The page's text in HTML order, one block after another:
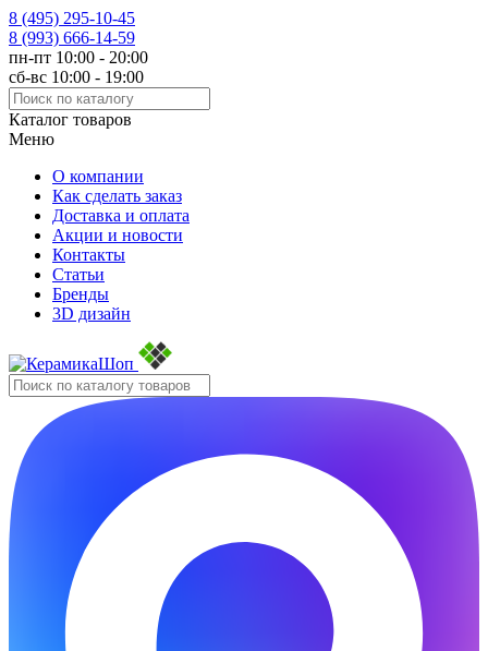
8 (495) 295-10-45
8 (993) 666-14-59
пн-пт 10:00 - 20:00
сб-вс 10:00 - 19:00
Каталог товаров
Меню
О компании
Как сделать заказ
Доставка и оплата
Акции и новости
Контакты
Статьи
Бренды
3D дизайн